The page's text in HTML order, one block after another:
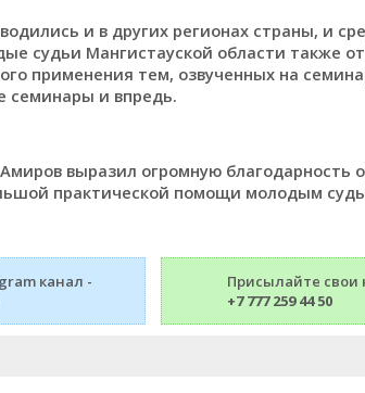
и в других регионах страны, и
судьи Мангистауской области также
применения тем, озвученных на
семинары и впредь.
выразил огромную благодарность
практической помощи молодым
канал -
Присылайте свои
+7 777 259 44 50